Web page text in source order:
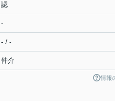
認
-
- / -
仲介
情報